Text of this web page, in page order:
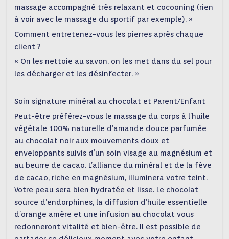
massage accompagné très relaxant et cocooning (rien
à voir avec le massage du sportif par exemple). »
Comment entretenez-vous les pierres après chaque
client ?
« On les nettoie au savon, on les met dans du sel pour
les décharger et les désinfecter. »
Soin signature minéral au chocolat et Parent/Enfant
Peut-être préférez-vous le massage du corps à l’huile
végétale 100% naturelle d’amande douce parfumée
au chocolat noir aux mouvements doux et
enveloppants suivis d’un soin visage au magnésium et
au beurre de cacao. L’alliance du minéral et de la fève
de cacao, riche en magnésium, illuminera votre teint.
Votre peau sera bien hydratée et lisse. Le chocolat
source d’endorphines, la diffusion d’huile essentielle
d’orange amère et une infusion au chocolat vous
redonneront vitalité et bien-être. Il est possible de